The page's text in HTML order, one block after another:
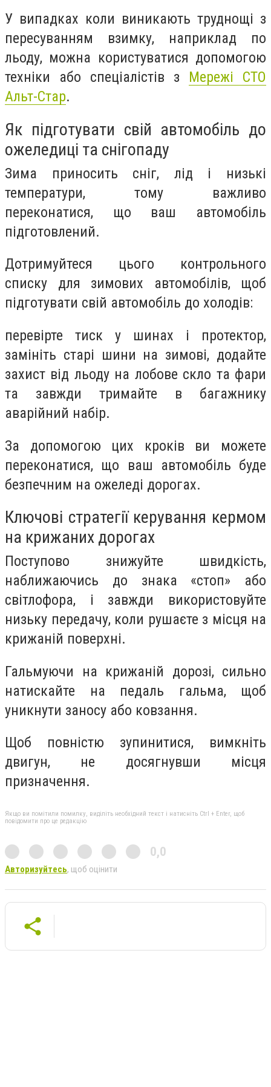
У випадках коли виникають труднощі з
пересуванням взимку, наприклад по
льоду, можна користуватися допомогою
техніки або спеціалістів з Мережі СТО
Альт-Стар.
Як підготувати свій автомобіль до
ожеледиці та снігопаду
Зима приносить сніг, лід і низькі
температури, тому важливо
переконатися, що ваш автомобіль
підготовлений.
Дотримуйтеся цього контрольного
списку для зимових автомобілів, щоб
підготувати свій автомобіль до холодів:
перевірте тиск у шинах і протектор,
замініть старі шини на зимові, додайте
захист від льоду на лобове скло та фари
та завжди тримайте в багажнику
аварійний набір.
За допомогою цих кроків ви можете
переконатися, що ваш автомобіль буде
безпечним на ожеледі дорогах.
Ключові стратегії керування кермом
на крижаних дорогах
Поступово знижуйте швидкість,
наближаючись до знака «стоп» або
світлофора, і завжди використовуйте
низьку передачу, коли рушаєте з місця на
крижаній поверхні.
Гальмуючи на крижаній дорозі, сильно
натискайте на педаль гальма, щоб
уникнути заносу або ковзання.
Щоб повністю зупинитися, вимкніть
двигун, не досягнувши місця
призначення.
Якщо ви помітили помилку, виділіть необхідний текст і натисніть Ctrl + Enter, щоб
повідомити про це редакцію
0,0
Авторизуйтесь, щоб оцінити